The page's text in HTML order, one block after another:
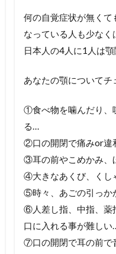
何の自覚症状が無くて
なっている人も少な
日本人の4人に1人は
あなたの顎についてチ
①食べ物を噛んだり、
る…
②口の開閉で痛みor違
③耳の前やこめかみ、
④大きなあくび、くし
⑤時々、あごの引っか
⑥人差し指、中指、薬
口に入れる事が難しい
⑦口の開閉で耳の前で